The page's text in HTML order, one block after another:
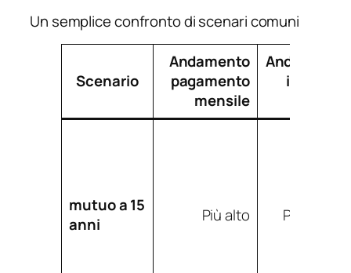
Un semplice confronto di scenari comuni
Scenario
Andamento
pagamento
mensile
Andamento
interessi
mutuo a 15
anni
Più alto Più basso